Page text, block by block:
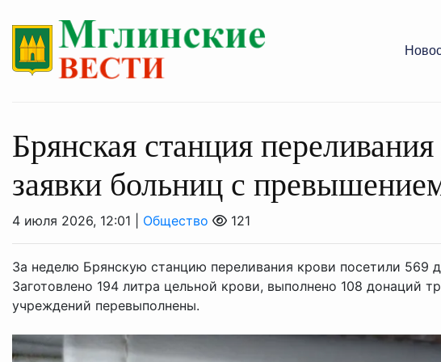
Брянская станция
заявки больниц с
4 июля 2026, 12:01 | Общество 121
За неделю Брянскую станцию переливания крови посетили 569
Заготовлено 194 литра цельной крови, выполнено 108 донаций
учреждений перевыполнены.